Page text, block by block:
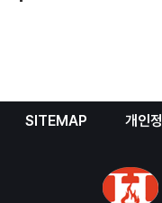
SITEMAP 개인